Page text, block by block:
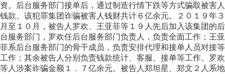
资。后台服务部门接单后，通过制造行情下跌等方式骗取被害人
钱款。该犯罪集团诈骗被害人钱财共计６亿余元。２０１９年３
月至１０月，被告人罗欢、王亚菲等１９人先后加入该集团的后
台服务部门，罗欢任后台服务部门负责人，负责全面工作；王亚
菲系后台服务部门的骨干成员，负责安排代理和接单人员对接等
工作；其余被告人分别负责钱款统计、客服、接单等工作。罗欢
等人涉案诈骗金额１．７亿余元。被告人郑坦星、郑文２人系地